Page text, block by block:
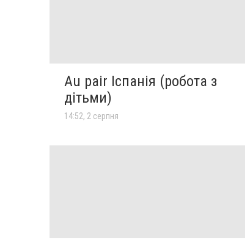
Au pair Іспанія (робота з
дітьми)
14:52, 2 серпня